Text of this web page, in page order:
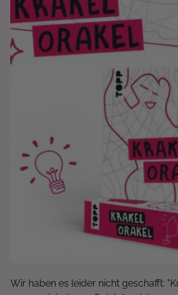
Wir haben es leider nicht geschafft: